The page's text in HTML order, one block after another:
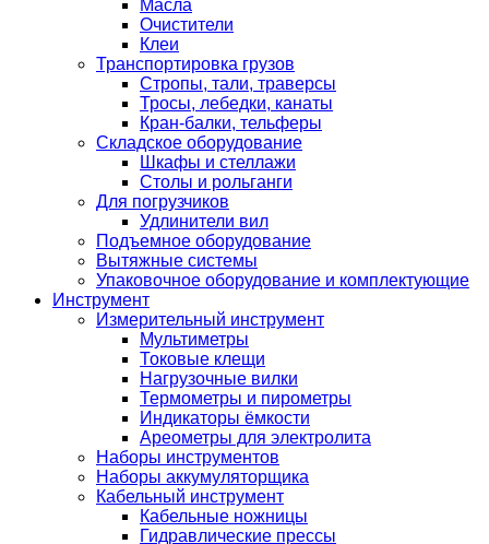
Масла
Очистители
Клеи
Транспортировка грузов
Стропы, тали, траверсы
Тросы, лебедки, канаты
Кран-балки, тельферы
Складское оборудование
Шкафы и стеллажи
Столы и рольганги
Для погрузчиков
Удлинители вил
Подъемное оборудование
Вытяжные системы
Упаковочное оборудование и комплектующие
Инструмент
Измерительный инструмент
Мультиметры
Токовые клещи
Нагрузочные вилки
Термометры и пирометры
Индикаторы ёмкости
Ареометры для электролита
Наборы инструментов
Наборы аккумуляторщика
Кабельный инструмент
Кабельные ножницы
Гидравлические прессы